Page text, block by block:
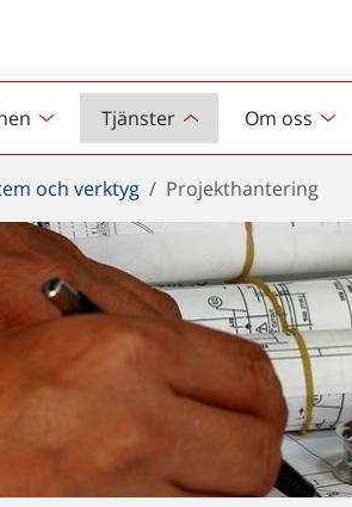
Tjänster Om oss
och verktyg Projekthantering